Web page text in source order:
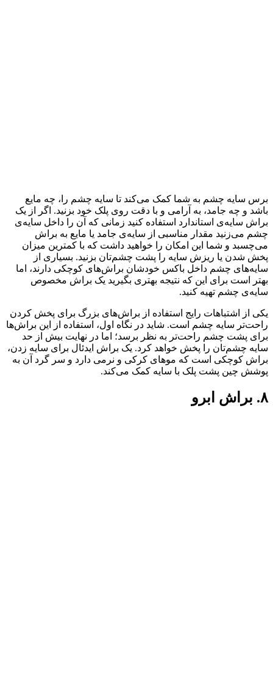
برس سایه چشم به شما کمک می‌کند تا سایه چشم را، چه مایع
باشد و چه جامد، به آرامی و با دقت روی پلک خود بزنید. اگر از یک
براش سایه‌ی استاندارد استفاده کنید زمانی که آن را داخل سایه‌ی
چشم می‌زنید مقدار مناسبی از سایه‌ی جامد یا مایع به براش
می‌چسبد و شما این امکان را خواهید داشت که با کمترین میزان
پخش شدن یا ریزش سایه را پشت چشم‌تان بزنید. بسیاری از
سایه‌های چشم داخل باکس خودشان براش‌های کوچکی دارند، اما
بهتر است برای این که نتیجه بهتری بگیرید یک براش مخصوص
سایه‌ی چشم تهیه کنید.
یکی از اشتباهات رایج استفاده از براش‌های بزرگ برای پخش کردن
راحت‌تر سایه چشم است. شاید در نگاه اول، استفاده از این براش‌ها
برای پشت چشم راحت‌تر به نظر برسد؛ اما در نهایت بیش از حد
سایه چشم‌تان را پخش خواهد کرد. یک براش ایدئال برای سایه زدن،
براش کوچکی است که موهای کرکی و نرمی دارد و سر گرد آن به
پوشش چین پشت پلک با سایه کمک می‌کند.
۸. براش ابرو